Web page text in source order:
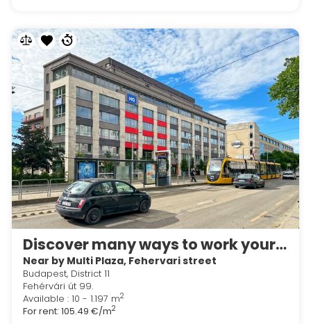
Discover many ways to work your way in Regus F99 Office
Near by Multi Plaza, Fehervari street
Budapest, District 11
Fehérvári út 99.
Available : 10 - 1.197 m2
For rent: 105.49 €/m2